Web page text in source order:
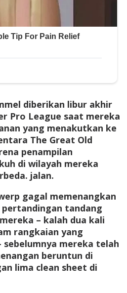
diberikan libur akhir
Pro League saat mereka
yang menakutkan ke
The Great Old
penampilan
di wilayah mereka
jalan.
gagal memenangkan
tandang
– kalah dua kali
rangkaian yang
sebelumnya mereka telah
beruntun di
lima clean sheet di